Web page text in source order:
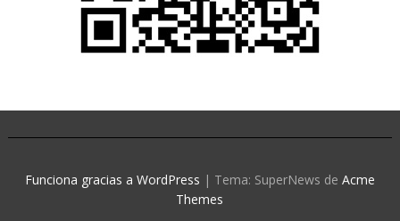
Funciona gracias a WordPress | Tema: SuperNews de Acme
Themes